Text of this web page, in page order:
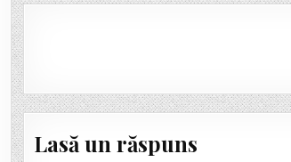
Lasă un răspuns